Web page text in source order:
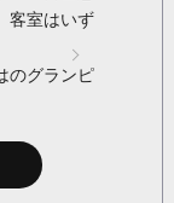
客室はいず
のグランピ